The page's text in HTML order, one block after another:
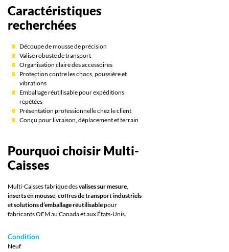
Caractéristiques
recherchées
Découpe de mousse de précision
Valise robuste de transport
Organisation claire des accessoires
Protection contre les chocs, poussière et
vibrations
Emballage réutilisable pour expéditions
répétées
Présentation professionnelle chez le client
Conçu pour livraison, déplacement et terrain
Pourquoi choisir Multi-
Caisses
Multi-Caisses fabrique desvalises sur mesure
inserts en mousse coffres de transport industriels
etsolutions d’emballage réutilisablepour
fabricants OEM au Canada et aux États-Unis.
Condition
Neuf